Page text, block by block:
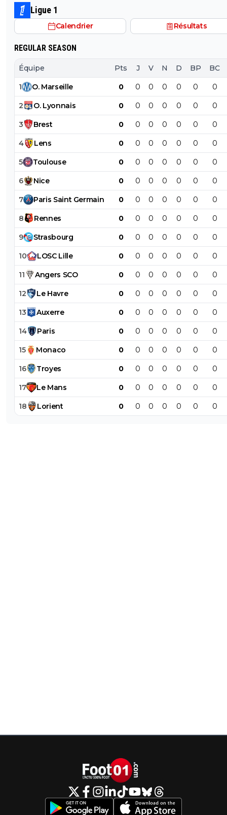
Ligue 1
Calendrier Résultats
REGULAR SEASON
Équipe Pts J V N D BP BC
1 O. Marseille 0 0 0 0 0 0 0
2 O. Lyonnais 0 0 0 0 0 0 0
3 Brest 0 0 0 0 0 0 0
4 Lens 0 0 0 0 0 0 0
5 Toulouse 0 0 0 0 0 0 0
6 Nice 0 0 0 0 0 0 0
7 Paris Saint Germain 0 0 0 0 0 0 0
8 Rennes 0 0 0 0 0 0 0
9 Strasbourg 0 0 0 0 0 0 0
10 LOSC Lille 0 0 0 0 0 0 0
11 Angers SCO 0 0 0 0 0 0 0
12 Le Havre 0 0 0 0 0 0 0
13 Auxerre 0 0 0 0 0 0 0
14 Paris 0 0 0 0 0 0 0
15 Monaco 0 0 0 0 0 0 0
16 Troyes 0 0 0 0 0 0 0
17 Le Mans 0 0 0 0 0 0 0
18 Lorient 0 0 0 0 0 0 0